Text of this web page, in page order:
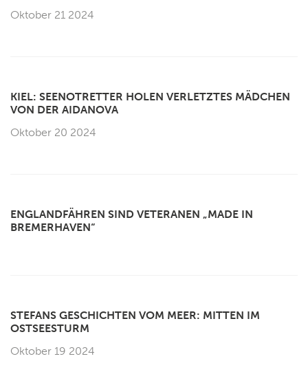
Oktober 21 2024
KIEL: SEENOTRETTER HOLEN VERLETZTES MÄDCHEN
VON DER AIDANOVA
Oktober 20 2024
ENGLANDFÄHREN SIND VETERANEN „MADE IN
BREMERHAVEN“
STEFANS GESCHICHTEN VOM MEER: MITTEN IM
OSTSEESTURM
Oktober 19 2024